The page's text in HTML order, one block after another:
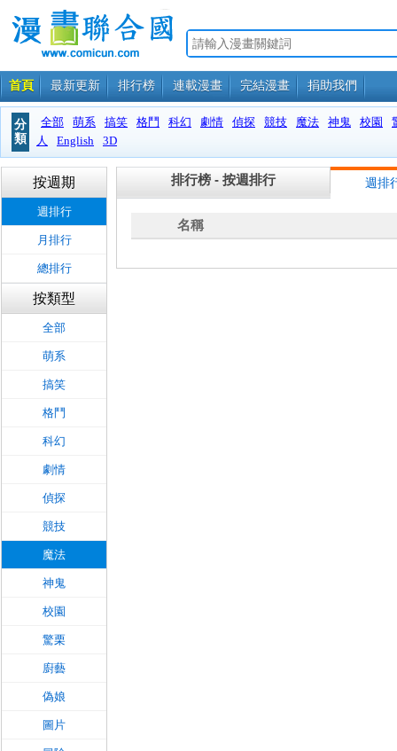
首頁 最新更新 排行榜 連載漫畫 完結漫畫 捐助我們
分
類
全部 萌系 搞笑 格鬥 科幻 劇情 偵探 競技 魔法 神鬼 校園
人
English 3D
按週期
週排行
月排行
總排行
按類型
全部
萌系
搞笑
格鬥
科幻
劇情
偵探
競技
魔法
神鬼
校園
驚栗
廚藝
偽娘
圖片
排行榜 - 按週排行 週排
名稱